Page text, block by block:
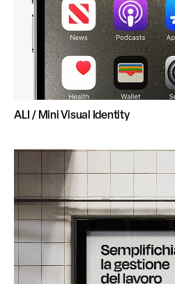
ALI / Mini Visual Identity